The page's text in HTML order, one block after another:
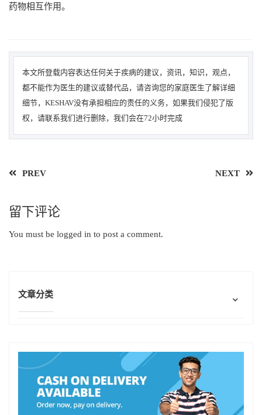
药物相互作用。
本文所登载内容表达任何关于疾病的建议，资讯，知识，观点，
都不能作为医生的建议或替代品，请咨询您的家庭医生了解详细
细节，KESHAV没有承担相应的责任的义务，如果我们侵犯了版
权，请联系我们进行删除，我们会在72小时完成
PREV NEXT
留下评论
You must be logged in to post a comment.
文章分类